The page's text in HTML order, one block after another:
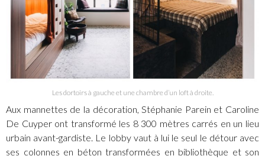
Les dortoirs à gauche et une chambre d’un loft à droite.
Aux mannettes de la décoration, Stéphanie Parein et Caroline
De Cuyper ont transformé les 8 300 mètres carrés en un lieu
urbain avant-gardiste. Le lobby vaut à lui le seul le détour avec
ses colonnes en béton transformées en bibliothèque et son